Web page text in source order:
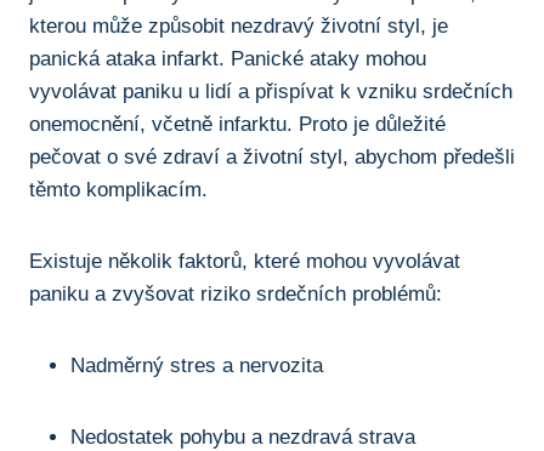
kterou může způsobit nezdravý životní styl, je
panická ataka infarkt. Panické ataky mohou
vyvolávat paniku u lidí a přispívat k vzniku srdečních
onemocnění, včetně infarktu. Proto je důležité
pečovat o své zdraví a životní styl, abychom předešli
těmto komplikacím.
Existuje několik faktorů, které mohou vyvolávat
paniku a zvyšovat riziko srdečních problémů:
Nadměrný stres a nervozita
Nedostatek pohybu a nezdravá strava